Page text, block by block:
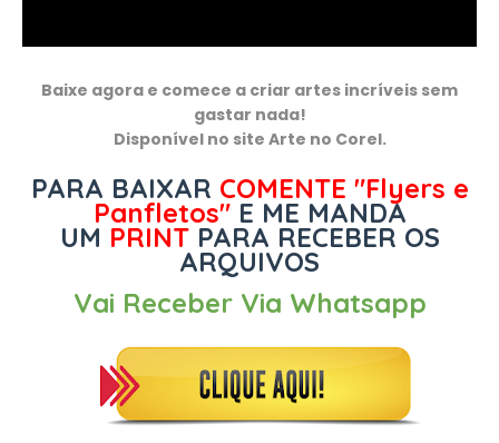
Baixe agora e comece a criar artes incríveis sem
gastar nada!
Disponível no site Arte no Corel.
PARA BAIXAR COMENTE "Flyers e
Panfletos"E ME MANDA
UM PRINT PARA RECEBER OS
ARQUIVOS
Vai Receber Via Whatsapp